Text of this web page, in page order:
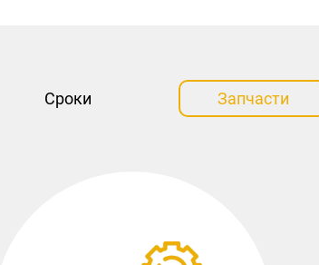
Сроки Запчасти